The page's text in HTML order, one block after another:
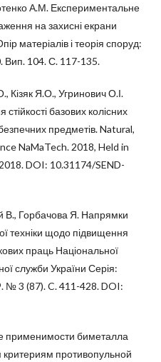
А.М. Експериментальне
на захисні екрани
матеріалів і теорія споруд:
Вип. 104. С. 117-135.
Кізяк Я.О., Угринович О.І.
базових колісних
предметів. Natural,
NaMaTech. 2018, Held in
DOI: 10.31174/SEND-
В., Горбачова Я. Напрямки
техніки щодо підвищення
праць Національної
служби України Серія:
№ 3 (87). C. 411-428. DOI:
применимости биметалла
противопульной